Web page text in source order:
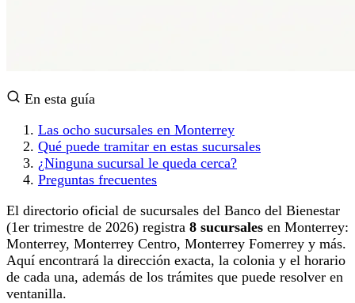
En esta guía
Las ocho sucursales en Monterrey
Qué puede tramitar en estas sucursales
¿Ninguna sucursal le queda cerca?
Preguntas frecuentes
El directorio oficial de sucursales del Banco del Bienestar
(1er trimestre de 2026) registra 8 sucursales en Monterrey:
Monterrey, Monterrey Centro, Monterrey Fomerrey y más.
Aquí encontrará la dirección exacta, la colonia y el horario
de cada una, además de los trámites que puede resolver en
ventanilla.